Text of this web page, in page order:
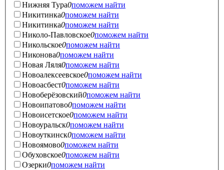
Нижняя Тура0поможем найти
Никитинка0поможем найти
Никитинка0поможем найти
Николо-Павловское0поможем найти
Никольское0поможем найти
Никонова0поможем найти
Новая Ляля0поможем найти
Новоалексеевское0поможем найти
Новоасбест0поможем найти
Новоберёзовский0поможем найти
Новоипатово0поможем найти
Новоисетское0поможем найти
Новоуральск0поможем найти
Новоуткинск0поможем найти
Новоямово0поможем найти
Обуховское0поможем найти
Озерки0поможем найти